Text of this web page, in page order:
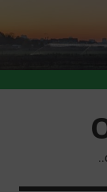
Inhalt
springen